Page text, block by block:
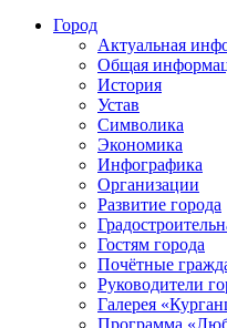
Город
Актуальная
Общая
История
Устав
Символика
Экономика
Инфографика
Организации
Развитие города
Гостям города
Почётные
Руководители
Галерея
Программа